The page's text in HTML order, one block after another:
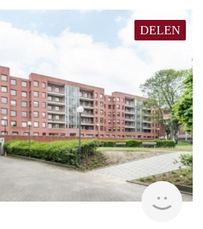
DELEN